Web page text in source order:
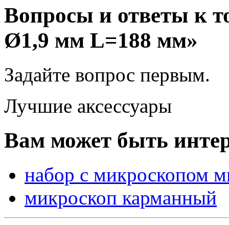
Вопросы и ответы
Ø1,9 мм L=188 мм»
Задайте вопрос первым.
Лучшие аксессуары
Вам может быть
набор с микроскопом
микроскоп карманный